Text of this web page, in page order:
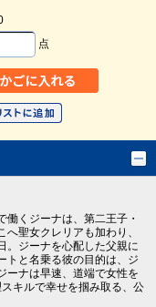
点
くジーナは、第二王子・
聖女クレリアも加わり、
。ジーナを心配した父親に
トと名乗る彼の目的は、ジ
ーナは早速、道端で女性を
キルで幸せを掴み取る、公